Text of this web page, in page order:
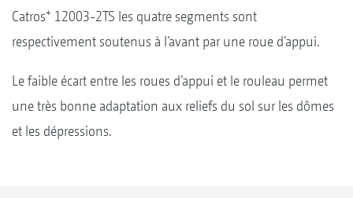
Catros+ 12003-2TS les quatre segments sont
respectivement soutenus à l’avant par une roue d’appui.
Le faible écart entre les roues d’appui et le rouleau permet
une très bonne adaptation aux reliefs du sol sur les dômes
et les dépressions.